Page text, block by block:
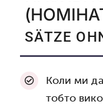
SÄTZE
Коли ми
тобто